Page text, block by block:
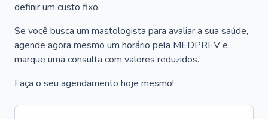
definir um custo fixo.
Se você busca um mastologista para avaliar a sua saúde,
agende agora mesmo um horário pela MEDPREV e
marque uma consulta com valores reduzidos.
Faça o seu agendamento hoje mesmo!